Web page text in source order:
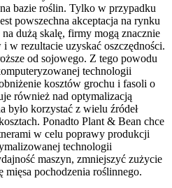
bazie roślin. Tylko w przypadku
powszechna akceptacja na rynku
dużą skalę, firmy mogą znacznie
w rezultacie uzyskać oszczędności.
od sojowego. Z tego powodu
technologii
kosztów grochu i fasoli o
również nad optymalizacją
było korzystać z wielu źródeł
Ponadto Plant & Bean chce
w celu poprawy produkcji
technologii
maszyn, zmniejszyć zużycie
pochodzenia roślinnego.